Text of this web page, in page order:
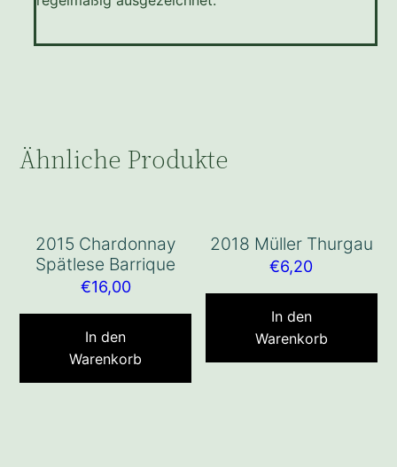
Ähnliche Produkte
2015 Chardonnay
Spätlese Barrique
€16,00
In den
Warenkorb
2018 Müller Thurgau
€6,20
In den
Warenkorb